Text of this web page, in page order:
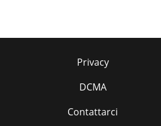
Privacy
DCMA
Contattarci